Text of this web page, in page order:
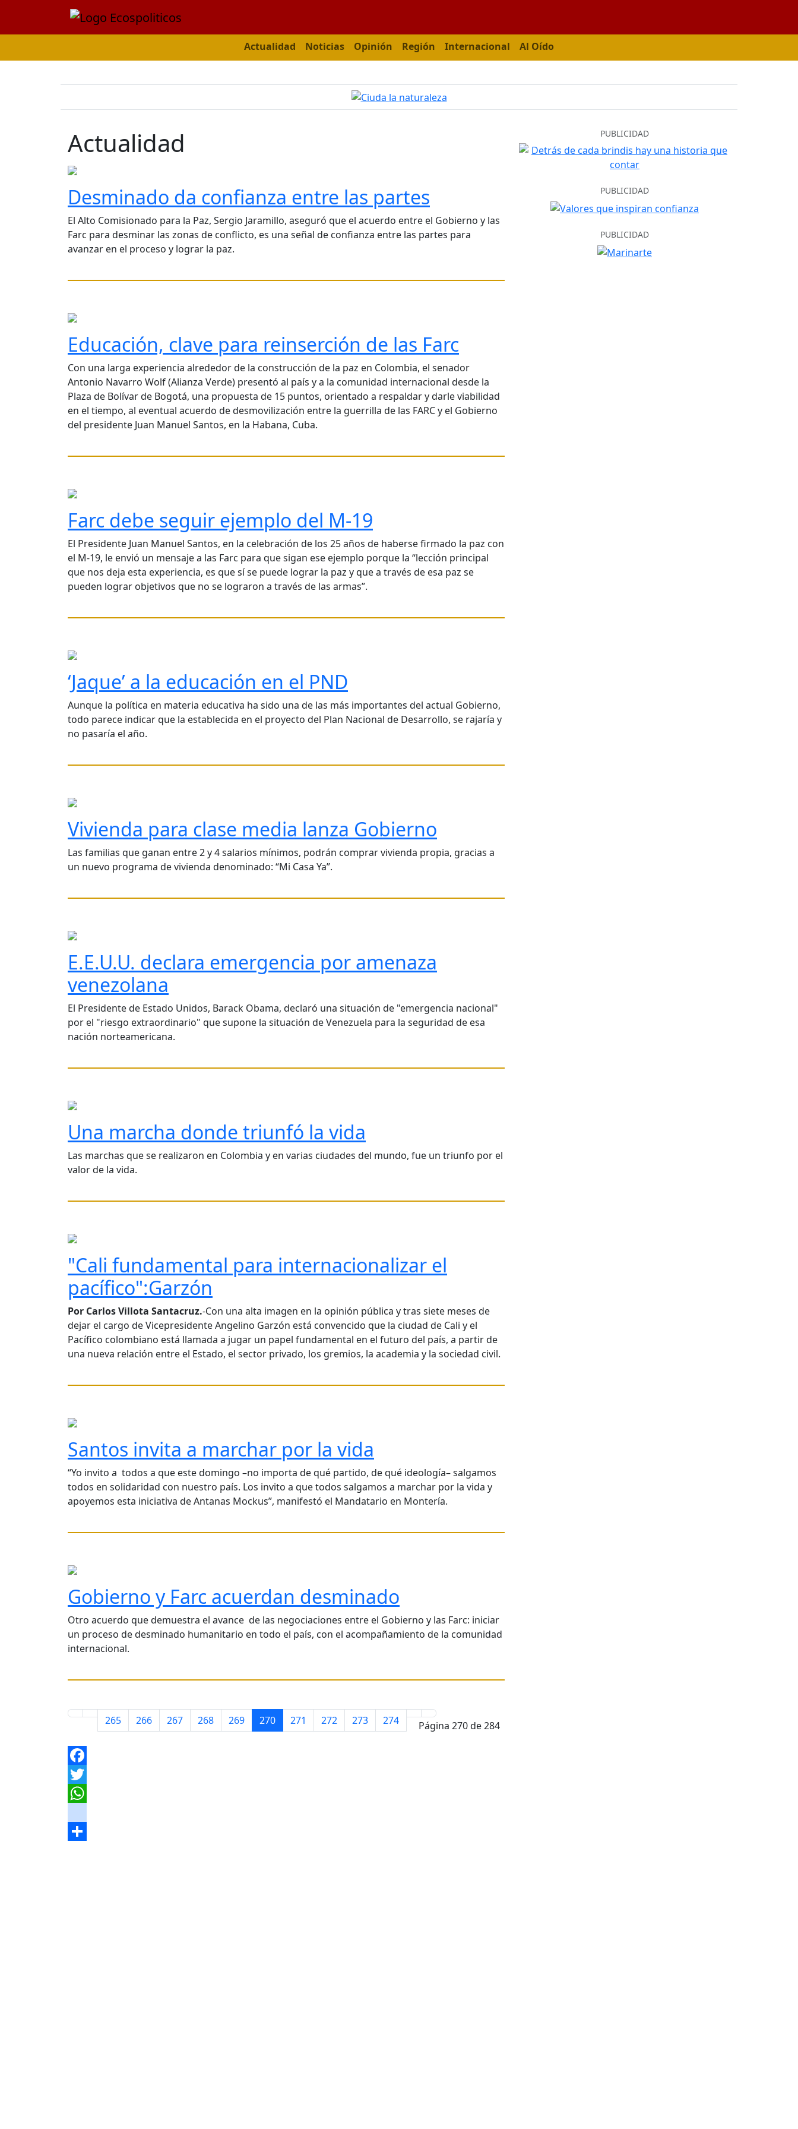
Actualidad Noticias Opinión Región Internacional Al Oído
Actualidad
Desminado da confianza entre las partes
El Alto Comisionado para la Paz, Sergio Jaramillo, aseguró que el acuerdo entre el Gobierno y las
Farc para desminar las zonas de conflicto, es una señal de confianza entre las partes para
avanzar en el proceso y lograr la paz.
Educación, clave para reinserción de las Farc
Con una larga experiencia alrededor de la construcción de la paz en Colombia, el senador
Antonio Navarro Wolf (Alianza Verde) presentó al país y a la comunidad internacional desde la
Plaza de Bolívar de Bogotá, una propuesta de 15 puntos, orientado a respaldar y darle viabilidad
en el tiempo, al eventual acuerdo de desmovilización entre la guerrilla de las FARC y el Gobierno
del presidente Juan Manuel Santos, en la Habana, Cuba.
Farc debe seguir ejemplo del M-19
El Presidente Juan Manuel Santos, en la celebración de los 25 años de haberse firmado la paz con
el M-19, le envió un mensaje a las Farc para que sigan ese ejemplo porque la “lección principal
que nos deja esta experiencia, es que sí se puede lograr la paz y que a través de esa paz se
pueden lograr objetivos que no se lograron a través de las armas”.
‘Jaque’ a la educación en el PND
Aunque la política en materia educativa ha sido una de las más importantes del actual Gobierno,
todo parece indicar que la establecida en el proyecto del Plan Nacional de Desarrollo, se rajaría y
no pasaría el año.
Vivienda para clase media lanza Gobierno
Las familias que ganan entre 2 y 4 salarios mínimos, podrán comprar vivienda propia, gracias a
un nuevo programa de vivienda denominado: “Mi Casa Ya”.
E.E.U.U. declara emergencia por amenaza
venezolana
El Presidente de Estado Unidos, Barack Obama, declaró una situación de "emergencia nacional"
por el "riesgo extraordinario" que supone la situación de Venezuela para la seguridad de esa
nación norteamericana.
Una marcha donde triunfó la vida
Las marchas que se realizaron en Colombia y en varias ciudades del mundo, fue un triunfo por el
valor de la vida.
"Cali fundamental para internacionalizar el
pacífico":Garzón
Por Carlos Villota Santacruz.-Con una alta imagen en la opinión pública y tras siete meses de
dejar el cargo de Vicepresidente Angelino Garzón está convencido que la ciudad de Cali y el
Pacífico colombiano está llamada a jugar un papel fundamental en el futuro del país, a partir de
una nueva relación entre el Estado, el sector privado, los gremios, la academia y la sociedad civil.
Santos invita a marchar por la vida
“Yo invito a todos a que este domingo –no importa de qué partido, de qué ideología– salgamos
todos en solidaridad con nuestro país. Los invito a que todos salgamos a marchar por la vida y
apoyemos esta iniciativa de Antanas Mockus”, manifestó el Mandatario en Montería.
Gobierno y Farc acuerdan desminado
Otro acuerdo que demuestra el avance de las negociaciones entre el Gobierno y las Farc: iniciar
un proceso de desminado humanitario en todo el país, con el acompañamiento de la comunidad
internacional.
Página 270 de 284
265 266 267 268 269 270 271 272 273 274
Facebook
Twitter
instagram
PUBLICIDAD
PUBLICIDAD
PUBLICIDAD